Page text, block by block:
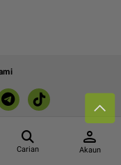
Carian
person
Akaun
Hubungi Kami